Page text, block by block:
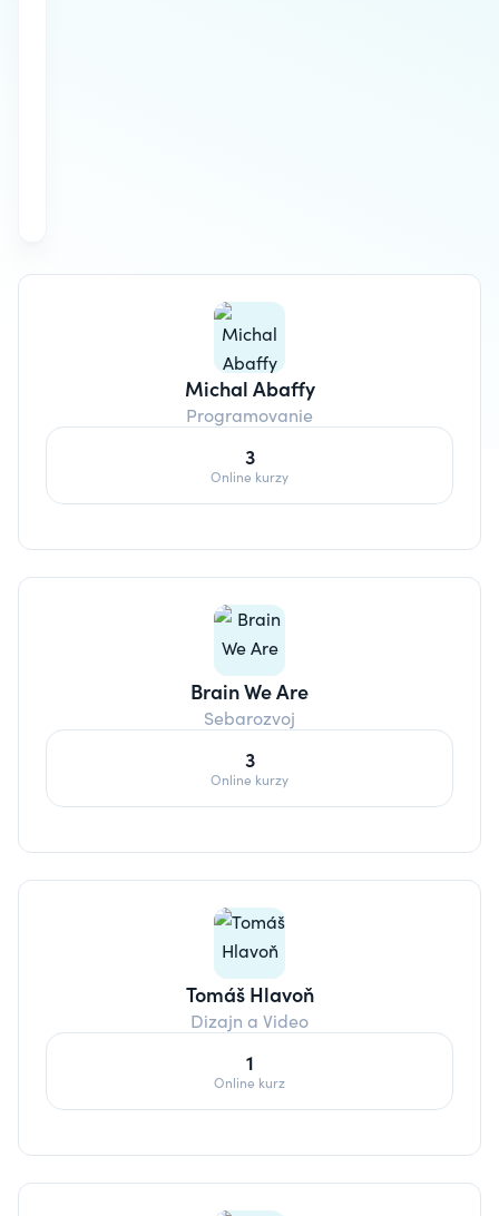
Michal Abaffy
Programovanie
3
Online kurzy
Brain We Are
Sebarozvoj
3
Online kurzy
Tomáš Hlavoň
Dizajn a Video
1
Online kurz